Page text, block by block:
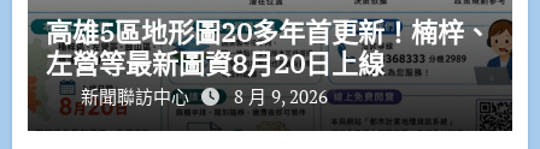
高雄5區地形圖20多年首更新！楠梓、
左營等最新圖資8月20日上線
新聞聯訪中心 8 月 9, 2026